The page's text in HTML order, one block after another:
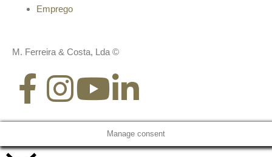
Emprego
M. Ferreira & Costa, Lda ©
Manage consent